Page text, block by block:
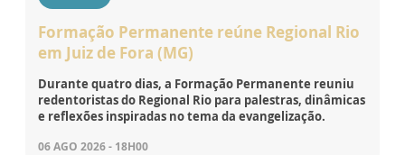
Formação Permanente reúne Regional Rio
em Juiz de Fora (MG)
Durante quatro dias, a Formação Permanente reuniu
redentoristas do Regional Rio para palestras, dinâmicas
e reflexões inspiradas no tema da evangelização.
06 AGO 2026 - 18H00